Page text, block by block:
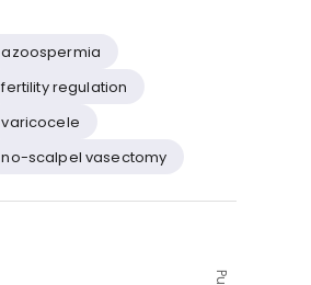
azoospermia
fertility regulation
varicocele
no-scalpel vasectomy